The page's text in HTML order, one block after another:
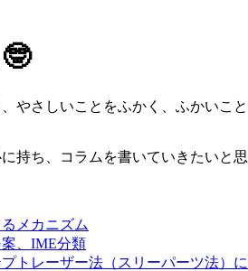
、やさしいことをふかく、ふかい
持ち、コラムを書いていきたいと思
メカニズム
、IME分類
トレーザー法（スリーパーツ法）